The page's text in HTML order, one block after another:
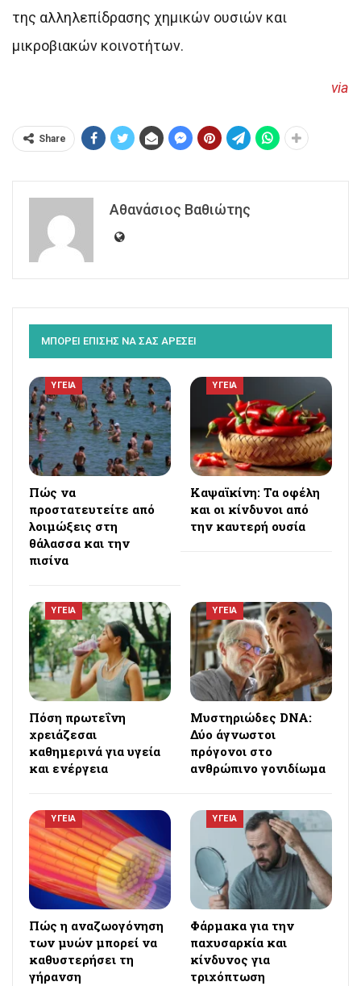
της αλληλεπίδρασης χημικών ουσιών και
μικροβιακών κοινοτήτων.
via
Share
Αθανάσιος Βαθιώτης
ΜΠΟΡΕΙ ΕΠΙΣΗΣ ΝΑ ΣΑΣ ΑΡΕΣΕΙ
ΥΓΕΙΑ
Πώς να
προστατευτείτε από
λοιμώξεις στη
θάλασσα και την
πισίνα
ΥΓΕΙΑ
Καψαϊκίνη: Τα οφέλη
και οι κίνδυνοι από
την καυτερή ουσία
ΥΓΕΙΑ
Πόση πρωτεΐνη
χρειάζεσαι
καθημερινά για υγεία
και ενέργεια
ΥΓΕΙΑ
Μυστηριώδες DNA:
Δύο άγνωστοι
πρόγονοι στο
ανθρώπινο γονιδίωμα
ΥΓΕΙΑ
Πώς η αναζωογόνηση
των μυών μπορεί να
καθυστερήσει τη
γήρανση
ΥΓΕΙΑ
Φάρμακα για την
παχυσαρκία και
κίνδυνος για
τριχόπτωση